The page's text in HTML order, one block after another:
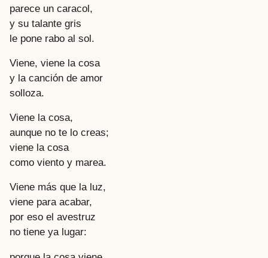
parece un caracol,
y su talante gris
le pone rabo al sol.
Viene, viene la cosa
y la canción de amor
solloza.
Viene la cosa,
aunque no te lo creas;
viene la cosa
como viento y marea.
Viene más que la luz,
viene para acabar,
por eso el avestruz
no tiene ya lugar: